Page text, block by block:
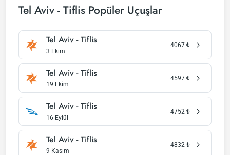
Tel Aviv - Tiflis Popüler Uçuşlar
Tel Aviv - Tiflis
3 Ekim
4067 ₺
Tel Aviv - Tiflis
19 Ekim
4597 ₺
Tel Aviv - Tiflis
16 Eylül
4752 ₺
Tel Aviv - Tiflis
9 Kasım
4832 ₺